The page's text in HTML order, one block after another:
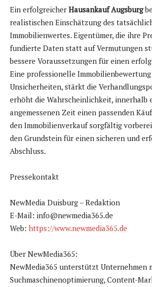
Ein erfolgreicher Hausankauf Augsburg
realistischen Einschätzung des
Immobilienwertes. Eigentümer, die ihre
fundierte Daten statt auf Vermutungen
bessere Voraussetzungen für einen
Eine professionelle
Unsicherheiten, stärkt die
erhöht die Wahrscheinlichkeit, innerhalb
angemessenen Zeit einen passenden
den Immobilienverkauf sorgfältig
den Grundstein für einen sicheren und
Abschluss.
Pressekontakt
NewMedia Duisburg – Redaktion
E-Mail: info@newmedia365.de
Web: https://www.newmedia365.de
Über NewMedia365:
NewMedia365 unterstützt Unternehmen
Suchmaschinenoptimierung, Content-